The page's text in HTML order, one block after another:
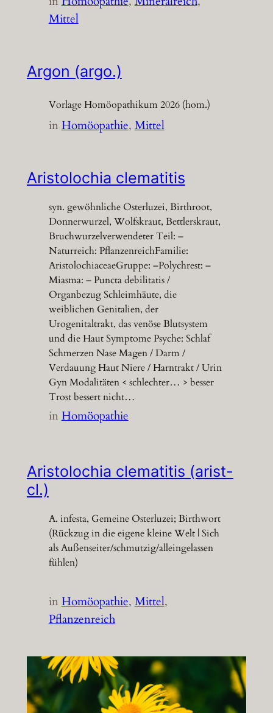
Mittel
Argon (argo.)
Vorlage Homöopathikum 2026 (hom.)
inHomöopathie, Mittel
Aristolochia clematitis
syn. gewöhnliche Osterluzei, Birthroot,
Donnerwurzel, Wolfskraut, Bettlerskraut,
Bruchwurzelverwendeter Teil: –
Naturreich: PflanzenreichFamilie:
AristolochiaceaeGruppe: –Polychrest: –
Miasma: – Puncta debilitatis /
Organbezug Schleimhäute, die
weiblichen Genitalien, der
Urogenitaltrakt, das venöse Blutsystem
und die Haut Symptome Psyche: Schlaf
Schmerzen Nase Magen / Darm /
Verdauung Haut Niere / Harntrakt / Urin
Gyn Modalitäten < schlechter… > besser
Trost bessert nicht…
inHomöopathie
Aristolochia clematitis (arist-
cl.)
A. infesta, Gemeine Osterluzei; Birthwort
(Rückzug in die eigene kleine Welt | Sich
als Außenseiter/schmutzig/alleingelassen
fühlen)
inHomöopathie, Mittel
Pflanzenreich